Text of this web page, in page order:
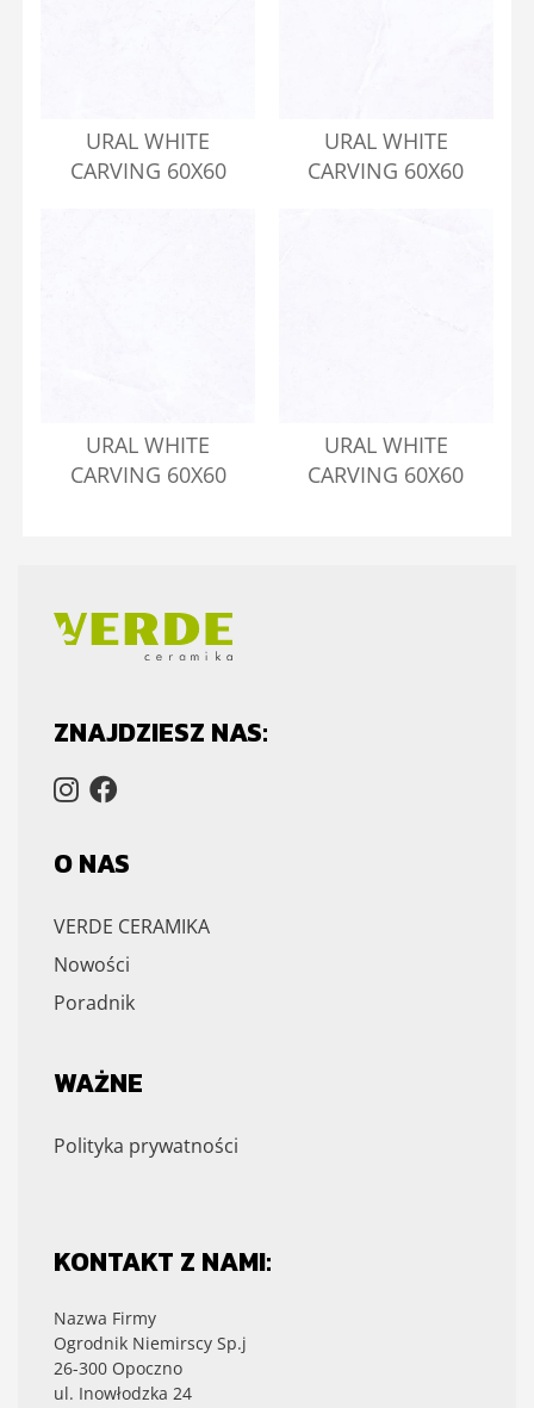
URAL WHITE
CARVING 60X60
URAL WHITE
CARVING 60X60
URAL WHITE
CARVING 60X60
URAL WHITE
CARVING 60X60
ZNAJDZIESZ NAS:
O NAS
VERDE CERAMIKA
Nowości
Poradnik
WAŻNE
Polityka prywatności
KONTAKT Z NAMI:
Nazwa Firmy
Ogrodnik Niemirscy Sp.j
26-300 Opoczno
ul. Inowłodzka 24